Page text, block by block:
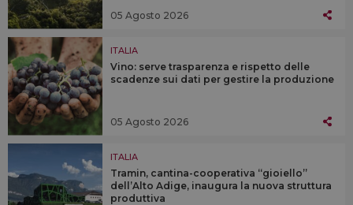
05 Agosto 2026
ITALIA
Vino: serve trasparenza e rispetto delle
scadenze sui dati per gestire la produzione
05 Agosto 2026
ITALIA
Tramin, cantina-cooperativa “gioiello”
dell’Alto Adige, inaugura la nuova struttura
produttiva